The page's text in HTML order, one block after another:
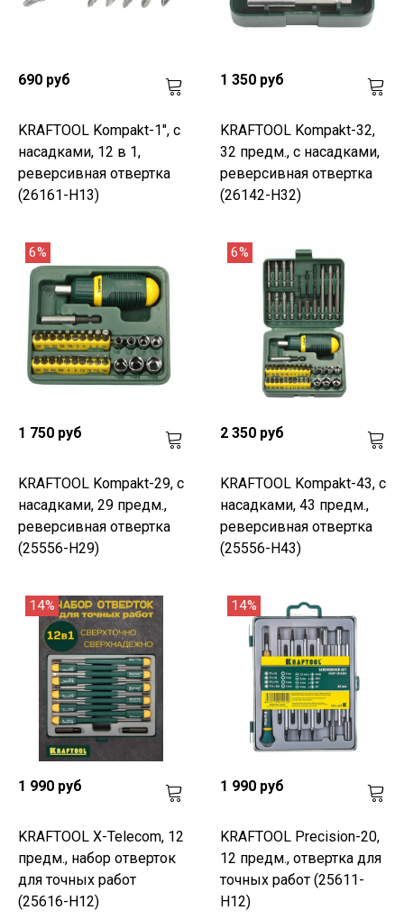
690 руб
KRAFTOOL Kompakt-1", с
насадками, 12 в 1,
реверсивная отвертка
(26161-H13)
1 350 руб
KRAFTOOL Kompakt-32,
32 предм., с насадками,
реверсивная отвертка
(26142-H32)
6%
1 750 руб
KRAFTOOL Kompakt-29, с
насадками, 29 предм.,
реверсивная отвертка
(25556-H29)
6%
2 350 руб
KRAFTOOL Kompakt-43, с
насадками, 43 предм.,
реверсивная отвертка
(25556-H43)
14%
1 990 руб
KRAFTOOL X-Telecom, 12
предм., набор отверток
для точных работ
(25616-H12)
14%
1 990 руб
KRAFTOOL Precision-20,
12 предм., отвертка для
точных работ (25611-
H12)